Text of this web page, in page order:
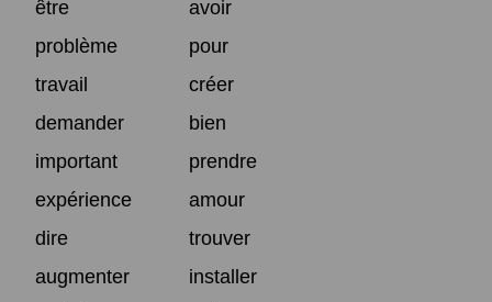
être
avoir
problème
pour
travail
créer
demander
bien
important
prendre
expérience
amour
dire
trouver
augmenter
installer